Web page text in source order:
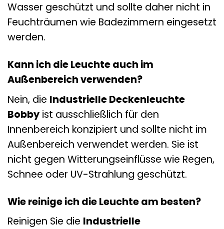
Wasser geschützt und sollte daher nicht in
Feuchträumen wie Badezimmern eingesetzt
werden.
Kann ich die Leuchte auch im
Außenbereich verwenden?
Nein, die Industrielle Deckenleuchte
Bobby ist ausschließlich für den
Innenbereich konzipiert und sollte nicht im
Außenbereich verwendet werden. Sie ist
nicht gegen Witterungseinflüsse wie Regen,
Schnee oder UV-Strahlung geschützt.
Wie reinige ich die Leuchte am besten?
Reinigen Sie die Industrielle